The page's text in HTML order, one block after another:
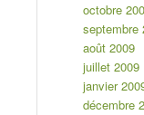
octobre
septembre
août 2009
juillet 2009
janvier
décembre